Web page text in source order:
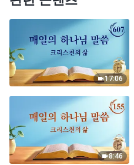
17:06
8:46